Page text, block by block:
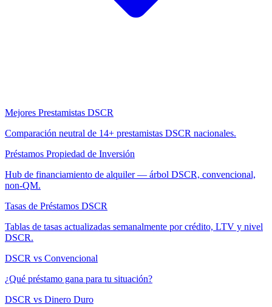
Mejores Prestamistas DSCR
Comparación neutral de 14+ prestamistas DSCR nacionales.
Préstamos Propiedad de Inversión
Hub de financiamiento de alquiler — árbol DSCR, convencional,
non-QM.
Tasas de Préstamos DSCR
Tablas de tasas actualizadas semanalmente por crédito, LTV y nivel
DSCR.
DSCR vs Convencional
¿Qué préstamo gana para tu situación?
DSCR vs Dinero Duro